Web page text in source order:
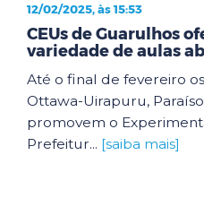
12/02/2025, às 15:53
CEUs de Guarulhos
variedade de aulas
Até o final de fevereiro
Ottawa-Uirapuru,
promovem o
Prefeitur... [saiba mais]